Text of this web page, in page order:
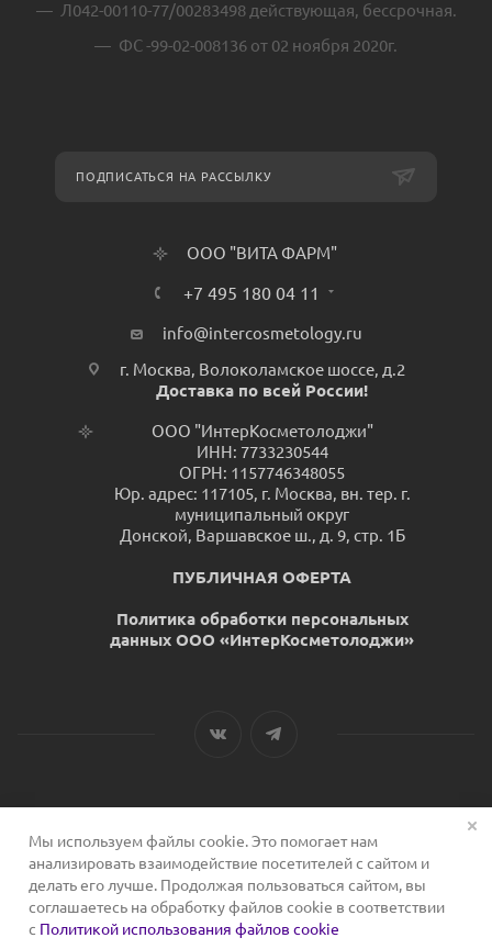
Л042-00110-77/00283498 действующая, бессрочная.
ФС -99-02-008136 от 02 ноября 2020г.
ПОДПИСАТЬСЯ НА РАССЫЛКУ
ООО "ВИТА ФАРМ"
+7 495 180 04 11
info@intercosmetology.ru
г. Москва, Волоколамское шоссе, д.2
Доставка по всей России!
ООО "ИнтерКосметолоджи"
ИНН: 7733230544
ОГРН: 1157746348055
Юр. адрес: 117105, г. Москва, вн. тер. г.
муниципальный округ
Донской, Варшавское ш., д. 9, стр. 1Б
ПУБЛИЧНАЯ ОФЕРТА
Политика обработки персональных
данных ООО «ИнтерКосметолоджи»
2026 © Сервис для косметологов
Мы используем файлы cookie. Это помогает нам
анализировать взаимодействие посетителей с сайтом и
делать его лучше. Продолжая пользоваться сайтом, вы
соглашаетесь на обработку файлов cookie в соответствии
с Политикой использования файлов cookie